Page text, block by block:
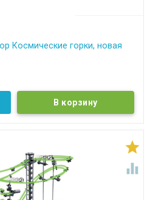
Космические горки, новая

